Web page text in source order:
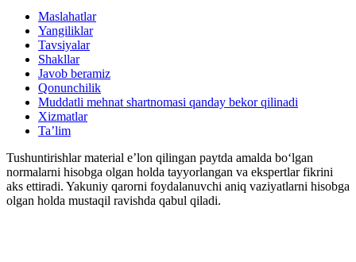
Maslahatlar
Yangiliklar
Tavsiyalar
Shakllar
Javob beramiz
Qonunchilik
Muddatli mehnat shartnomasi qanday bekor qilinadi
Xizmatlar
Ta’lim
Tushuntirishlar material e’lon qilingan paytda amalda boʻlgan
normalarni hisobga olgan holda tayyorlangan va ekspertlar fikrini
aks ettiradi. Yakuniy qarorni foydalanuvchi aniq vaziyatlarni hisobga
olgan holda mustaqil ravishda qabul qiladi.